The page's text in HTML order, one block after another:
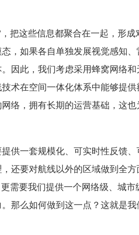
把这些信息都聚合在一起，形
，如果各自单独发展视觉感知
因此，我们考虑采用蜂窝网络
术在空间一体化体系中能够提
络，拥有长期的运营基础，这
供一套规模化、可实时性反馈
还要对航线以外的区域做到全
需要我们提供一个网络级、城
那么如何做到这一点？这就是